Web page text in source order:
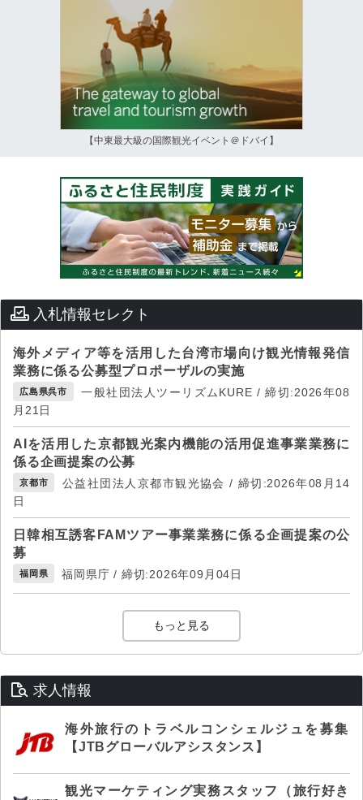
【中東最大級の国際観光イベント＠ドバイ】
入札情報セレクト
海外メディア等を活用した台湾市場向け観光情報発信
業務に係る公募型プロポーザルの実施
広島県呉市
一般社団法人ツーリズムKURE / 締切:2026年08
月21日
AIを活用した京都観光案内機能の活用促進事業業務に
係る企画提案の公募
京都市
公益社団法人京都市観光協会 / 締切:2026年08月14
日
日韓相互誘客FAMツアー事業業務に係る企画提案の公
募
福岡県 福岡県庁 / 締切:2026年09月04日
もっと見る
求人情報
海外旅行のトラベルコンシェルジュを募集
【JTBグローバルアシスタンス】
観光マーケティング実務スタッフ（旅行好き